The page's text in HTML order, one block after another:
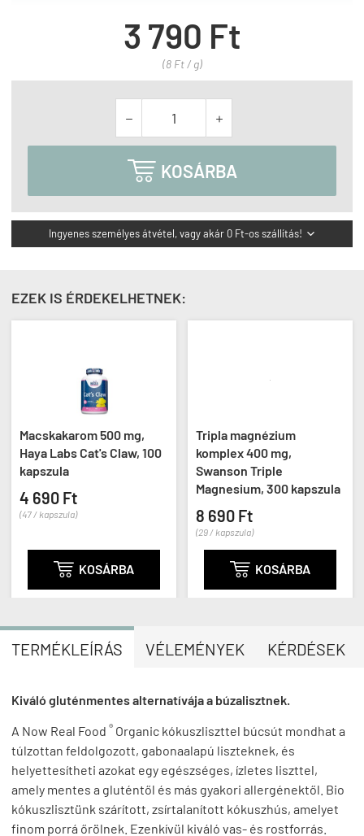
3 790 Ft
(8 Ft / g)
 
 KOSÁRBA
Ingyenes személyes átvétel, vagy akár 0 Ft-os szállítás! 
EZEK IS ÉRDEKELHETNEK:
Macskakarom 500 mg,
Haya Labs Cat's Claw, 100
kapszula
4 690 Ft
(47 / kapszula)
 KOSÁRBA
Tripla magnézium
komplex 400 mg,
Swanson Triple
Magnesium, 300 kapszula
8 690 Ft
(29 / kapszula)
 KOSÁRBA
TERMÉKLEÍRÁS VÉLEMÉNYEK KÉRDÉSEK
Kiváló gluténmentes alternatívája a búzalisztnek.
A Now Real Food ® Organic kókuszliszttel búcsút mondhat a
túlzottan feldolgozott, gabonaalapú liszteknek, és
helyettesítheti azokat egy egészséges, ízletes liszttel,
amely mentes a gluténtől és más gyakori allergénektől. Bio
kókuszlisztünk szárított, zsírtalanított kókuszhús, amelyet
finom porrá őrölnek. Ezenkívül kiváló vas- és rostforrás.